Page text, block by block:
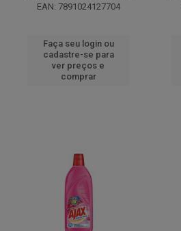
EAN: 7891024127704
Faça seu login ou
cadastre-se para
ver preços e
comprar